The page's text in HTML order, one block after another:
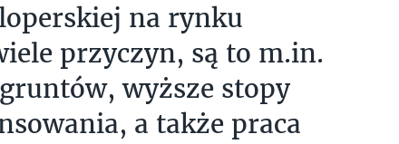
na rynku
przyczyn, są to m.in.
wyższe stopy
a także praca